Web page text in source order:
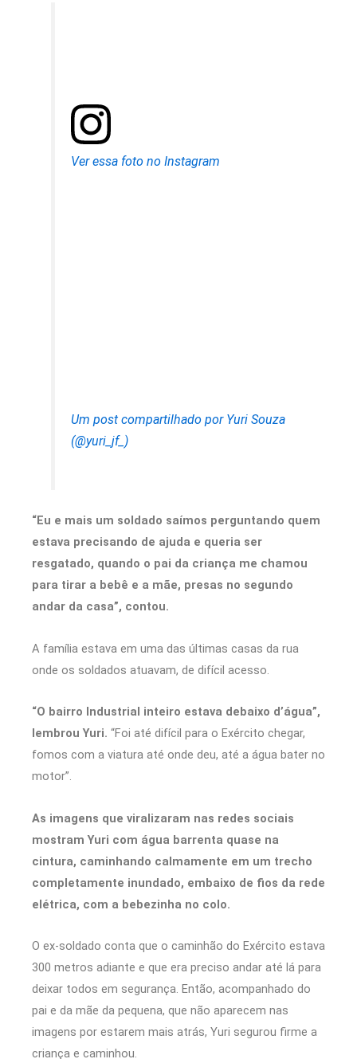
Ver essa foto no Instagram
Um post compartilhado por Yuri Souza
(@yuri_jf_)
“Eu e mais um soldado saímos perguntando quem
estava precisando de ajuda e queria ser
resgatado, quando o pai da criança me chamou
para tirar a bebê e a mãe, presas no segundo
andar da casa”, contou.
A família estava em uma das últimas casas da rua
onde os soldados atuavam, de difícil acesso.
“O bairro Industrial inteiro estava debaixo d’água”,
lembrou Yuri. “Foi até difícil para o Exército chegar,
fomos com a viatura até onde deu, até a água bater no
motor”.
As imagens que viralizaram nas redes sociais
mostram Yuri com água barrenta quase na
cintura, caminhando calmamente em um trecho
completamente inundado, embaixo de fios da rede
elétrica, com a bebezinha no colo.
O ex-soldado conta que o caminhão do Exército estava
300 metros adiante e que era preciso andar até lá para
deixar todos em segurança. Então, acompanhado do
pai e da mãe da pequena, que não aparecem nas
imagens por estarem mais atrás, Yuri segurou firme a
criança e caminhou.